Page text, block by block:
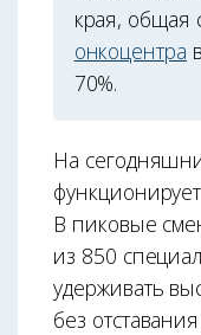
края, общая
онкоцентра
70%.
На
В пиковые
из 850
удерживать
без